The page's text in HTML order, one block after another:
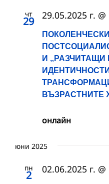
чт
29
И „РАЗЧИТАЩИ
ВЪЗРАСТНИТЕ
29.05.2025 г.
онлайн
юни 2025
пн
2 02.06.2025 г.